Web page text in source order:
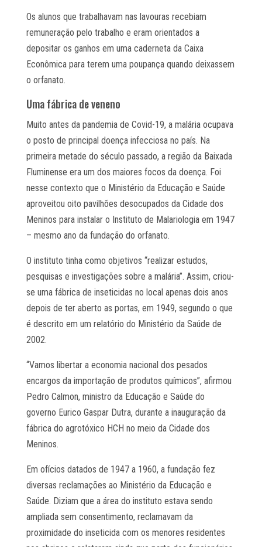
Os alunos que trabalhavam nas lavouras recebiam
remuneração pelo trabalho e eram orientados a
depositar os ganhos em uma caderneta da Caixa
Econômica para terem uma poupança quando deixassem
o orfanato.
Uma fábrica de veneno
Muito antes da pandemia de Covid-19, a malária ocupava
o posto de principal doença infecciosa no país. Na
primeira metade do século passado, a região da Baixada
Fluminense era um dos maiores focos da doença. Foi
nesse contexto que o Ministério da Educação e Saúde
aproveitou oito pavilhões desocupados da Cidade dos
Meninos para instalar o Instituto de Malariologia em 1947
– mesmo ano da fundação do orfanato.
O instituto tinha como objetivos “realizar estudos,
pesquisas e investigações sobre a malária”. Assim, criou-
se uma fábrica de inseticidas no local apenas dois anos
depois de ter aberto as portas, em 1949, segundo o que
é descrito em um relatório do Ministério da Saúde de
2002.
“Vamos libertar a economia nacional dos pesados
encargos da importação de produtos químicos”, afirmou
Pedro Calmon, ministro da Educação e Saúde do
governo Eurico Gaspar Dutra, durante a inauguração da
fábrica do agrotóxico HCH no meio da Cidade dos
Meninos.
Em ofícios datados de 1947 a 1960, a fundação fez
diversas reclamações ao Ministério da Educação e
Saúde. Diziam que a área do instituto estava sendo
ampliada sem consentimento, reclamavam da
proximidade do inseticida com os menores residentes